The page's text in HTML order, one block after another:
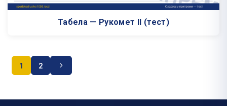
Табела — Рукомет II (тест)
Пагинација
чланака
1 2